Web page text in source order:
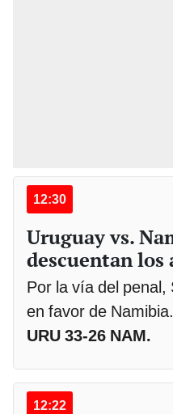
12:30
Uruguay vs.
descuentan los
Por la vía del
en favor de Namibia.
URU 33-26 NAM.
12:22